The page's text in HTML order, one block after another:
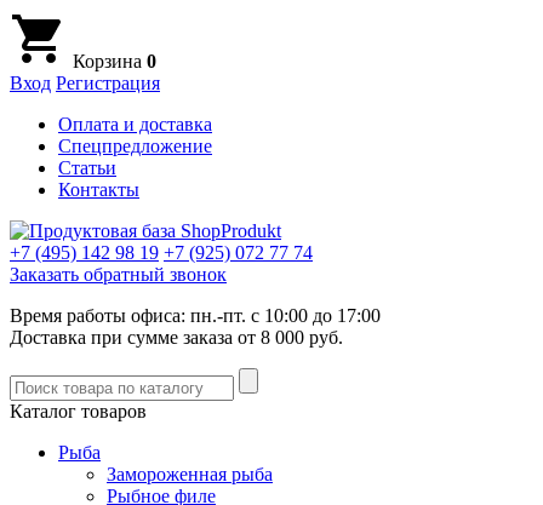
Корзина 0
Вход Регистрация
Оплата и доставка
Спецпредложение
Статьи
Контакты
+7 (495) 142 98 19 +7 (925) 072 77 74
Заказать обратный звонок
Время работы офиса: пн.-пт. с 10:00 до 17:00
Доставка при сумме заказа от 8 000 руб.
Каталог товаров
Рыба
Замороженная рыба
Рыбное филе